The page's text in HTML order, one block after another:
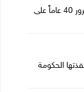
اللجنة الوطنية للتربية والثقافة والعلوم تحتفي بمرور 40 عاماً على
الحكومة